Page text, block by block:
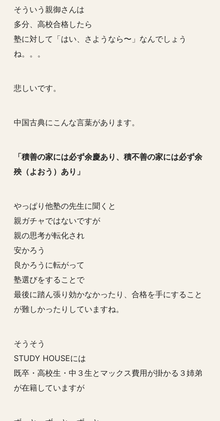
そういう親御さんは
多分、高校合格したら
塾に対して「はい、さようなら〜」なんでしょう
ね。。。
悲しいです。
中国古典にこんな言葉があります。
「積善の家には必ず余慶あり、積不善の家には必ず余
殃（よおう）あり」
やっぱり他塾の先生に聞くと
親ガチャではないですが
親の思考が転化され
安かろう
良かろうに転がって
塾選びをすることで
最後に踏ん張り効かなかったり、合格を手にすること
が難しかったりしていますね。
そうそう
STUDY HOUSEには
既卒・高校生・中３生とマックス費用が掛かる３姉弟
が在籍していますが